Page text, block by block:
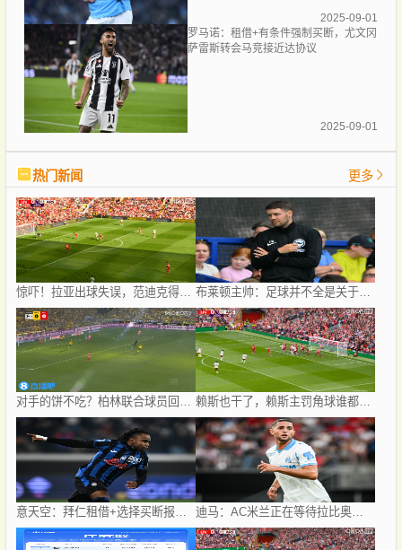
2025-09-01
罗马诺：租借+有条件强制买断，尤文冈
萨雷斯转会马竞接近达协议
2025-09-01
热门新闻 更多
对手的饼不吃？柏林联合球员回传门将失误，吉拉西错失大单刀 赖斯也干了，赖斯主罚角球谁都没碰到直接开出底线